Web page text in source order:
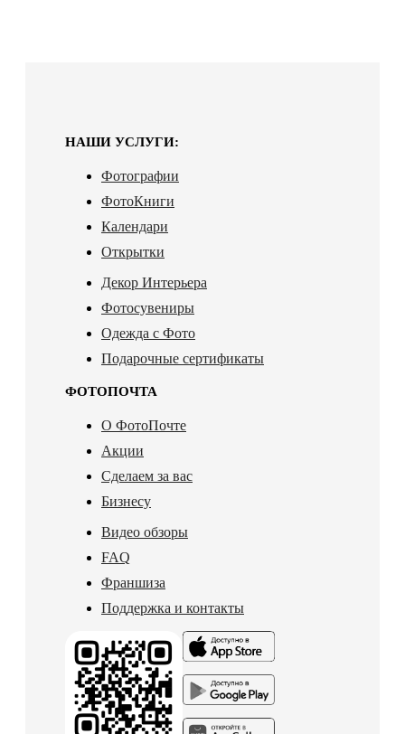
НАШИ УСЛУГИ:
Фотографии
ФотоКниги
Календари
Открытки
Декор Интерьера
Фотосувениры
Одежда с Фото
Подарочные сертификаты
ФОТОПОЧТА
О ФотоПочте
Акции
Сделаем за вас
Бизнесу
Видео обзоры
FAQ
Франшиза
Поддержка и контакты